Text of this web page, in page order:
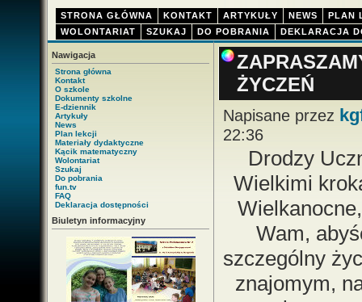
STRONA GŁÓWNA KONTAKT ARTYKUŁY NEWS
PLAN
WOLONTARIAT
SZUKAJ DO POBRANIA DEKLARACJA
Nawigacja
Strona główna
Kontakt
O szkole
Dokumenty szkolne
E-dziennik
Artykuły
News
Plan lekcji
Materiały dydaktyczne
Kącik matematyczny
Wolontariat
Szukaj
Do pobrania
fun.tv
FAQ
Deklaracja dostępności
Biuletyn informacyjny
ŻYCZEŃ
Napisane przez
22:36
Drodzy
Wielkimi
Wam,
szczególny
znajomym,